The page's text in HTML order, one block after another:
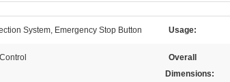
System, Emergency Stop Button Usage:
Overall
Dimensions: